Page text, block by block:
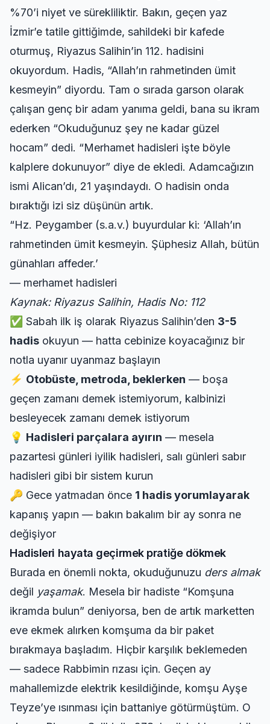
%70’i niyet ve sürekliliktir. Bakın, geçen yaz
İzmir’e tatile gittiğimde, sahildeki bir kafede
oturmuş, Riyazus Salihin’in 112. hadisini
okuyordum. Hadis, “Allah’ın rahmetinden ümit
kesmeyin” diyordu. Tam o sırada garson olarak
çalışan genç bir adam yanıma geldi, bana su ikram
ederken “Okuduğunuz şey ne kadar güzel
hocam” dedi. “Merhamet hadisleri işte böyle
kalplere dokunuyor” diye de ekledi. Adamcağızın
ismi Alican’dı, 21 yaşındaydı. O hadisin onda
bıraktığı izi siz düşünün artık.
“Hz. Peygamber (s.a.v.) buyurdular ki: ‘Allah’ın
rahmetinden ümit kesmeyin. Şüphesiz Allah, bütün
günahları affeder.’
— merhamet hadisleri
Kaynak: Riyazus Salihin, Hadis No: 112
✅ Sabah ilk iş olarak Riyazus Salihin’den 3-5
hadis okuyun — hatta cebinize koyacağınız bir
notla uyanır uyanmaz başlayın
⚡ Otobüste, metroda, beklerken — boşa
geçen zamanı demek istemiyorum, kalbinizi
besleyecek zamanı demek istiyorum
💡 Hadisleri parçalara ayırın — mesela
pazartesi günleri iyilik hadisleri, salı günleri sabır
hadisleri gibi bir sistem kurun
🔑 Gece yatmadan önce 1 hadis yorumlayarak
kapanış yapın — bakın bakalım bir ay sonra ne
değişiyor
Hadisleri hayata geçirmek pratiğe dökmek
Burada en önemli nokta, okuduğunuzu ders almak
değil yaşamak. Mesela bir hadiste “Komşuna
ikramda bulun” deniyorsa, ben de artık marketten
eve ekmek alırken komşuma da bir paket
bırakmaya başladım. Hiçbir karşılık beklemeden
— sadece Rabbimin rızası için. Geçen ay
mahallemizde elektrik kesildiğinde, komşu Ayşe
Teyze’ye ısınması için battaniye götürmüştüm. O